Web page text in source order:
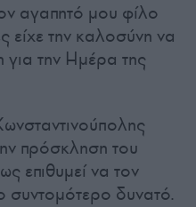
αγαπητό μου φίλο
είχε την καλοσύνη να
για την Ημέρα της
πρόσκληση του
επιθυμεί να τον
συντομότερο δυνατό.